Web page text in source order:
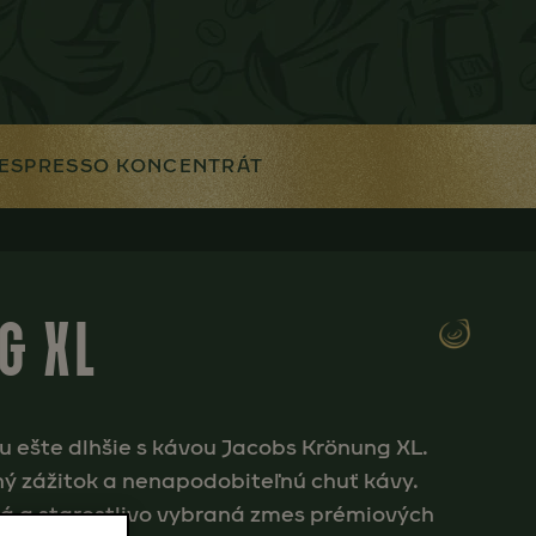
ESPRESSO KONCENTRÁT
XL
dlhšie s kávou Jacobs Krönung XL.
zážitok a nenapodobiteľnú chuť kávy.
a starostlivo vybraná zmes prémiových